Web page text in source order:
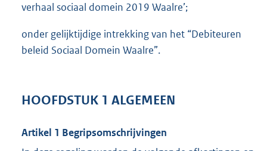
verhaal sociaal domein 2019 Waalre’;
onder gelijktijdige intrekking van het “Debiteuren
beleid Sociaal Domein Waalre”.
HOOFDSTUK 1 ALGEMEEN
Artikel 1 Begripsomschrijvingen